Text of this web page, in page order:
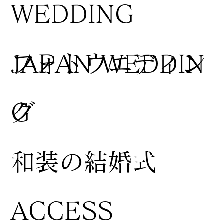
​フォトウエディン
グ
WEDDING
​和装の結婚式
JAPAN WEDDIN
G
ACCESS